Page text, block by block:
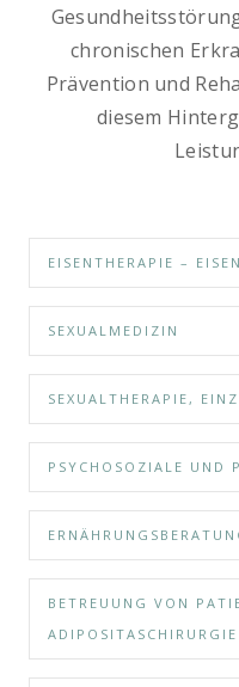
chronischen
Prävention und
diesem
EISENTHERAPIE –
SEXUALMEDIZIN
SEXUALTHERAPIE,
PSYCHOSOZIALE UND
BETREUUNG VON
ADIPOSITASCHIRURGIE